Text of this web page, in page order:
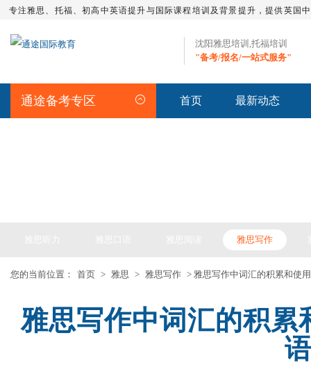
专注雅思、托福、初高中英语提升与国际课程培训及背景提升，提供英国
沈阳雅思培训,托福培训
"备考/报名/一站式服务"
通途备考专区 首页 最新动态
雅思写作
您的当前位置： 首页 > 雅思 > 雅思写作 > 雅思写作中词汇的积累和使
雅思写作中词汇的积累
托福精品课程 雅思全程